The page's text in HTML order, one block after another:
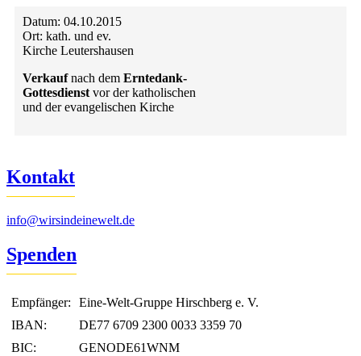
Datum: 04.10.2015
Ort: kath. und ev.
Kirche Leutershausen
Verkaufnach dem Erntedank-
Gottesdienst vor der katholischen
und der evangelischen Kirche
Kontakt
info@wirsindeinewelt.de
Spenden
Empfänger:
Eine-Welt-Gruppe Hirschberg e. V.
IBAN:
DE77 6709 2300 0033 3359 70
BIC:
GENODE61WNM